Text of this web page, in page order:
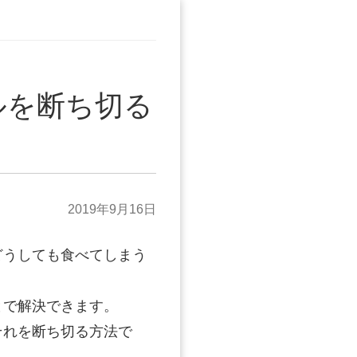
断ち切る
2019年9月16日
しても食べてしまう
解決できます。
を断ち切る方法で